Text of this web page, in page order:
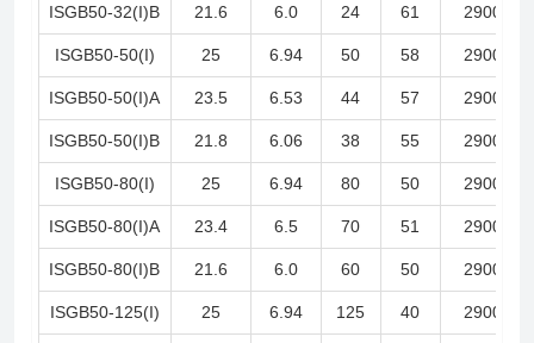
ISGB50-32(I)B 21.6 6.0 24 61 2900
ISGB50-50(I) 25 6.94 50 58 2900
ISGB50-50(I)A 23.5 6.53 44 57 2900
ISGB50-50(I)B 21.8 6.06 38 55 2900
ISGB50-80(I) 25 6.94 80 50 2900
ISGB50-80(I)A 23.4 6.5 70 51 2900
ISGB50-80(I)B 21.6 6.0 60 50 2900
ISGB50-125(I) 25 6.94 125 40 2900